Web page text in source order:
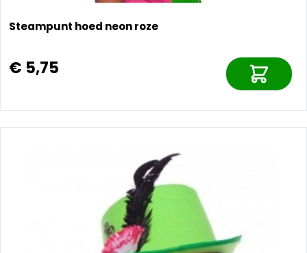
Steampunt hoed neon roze
€ 5,75